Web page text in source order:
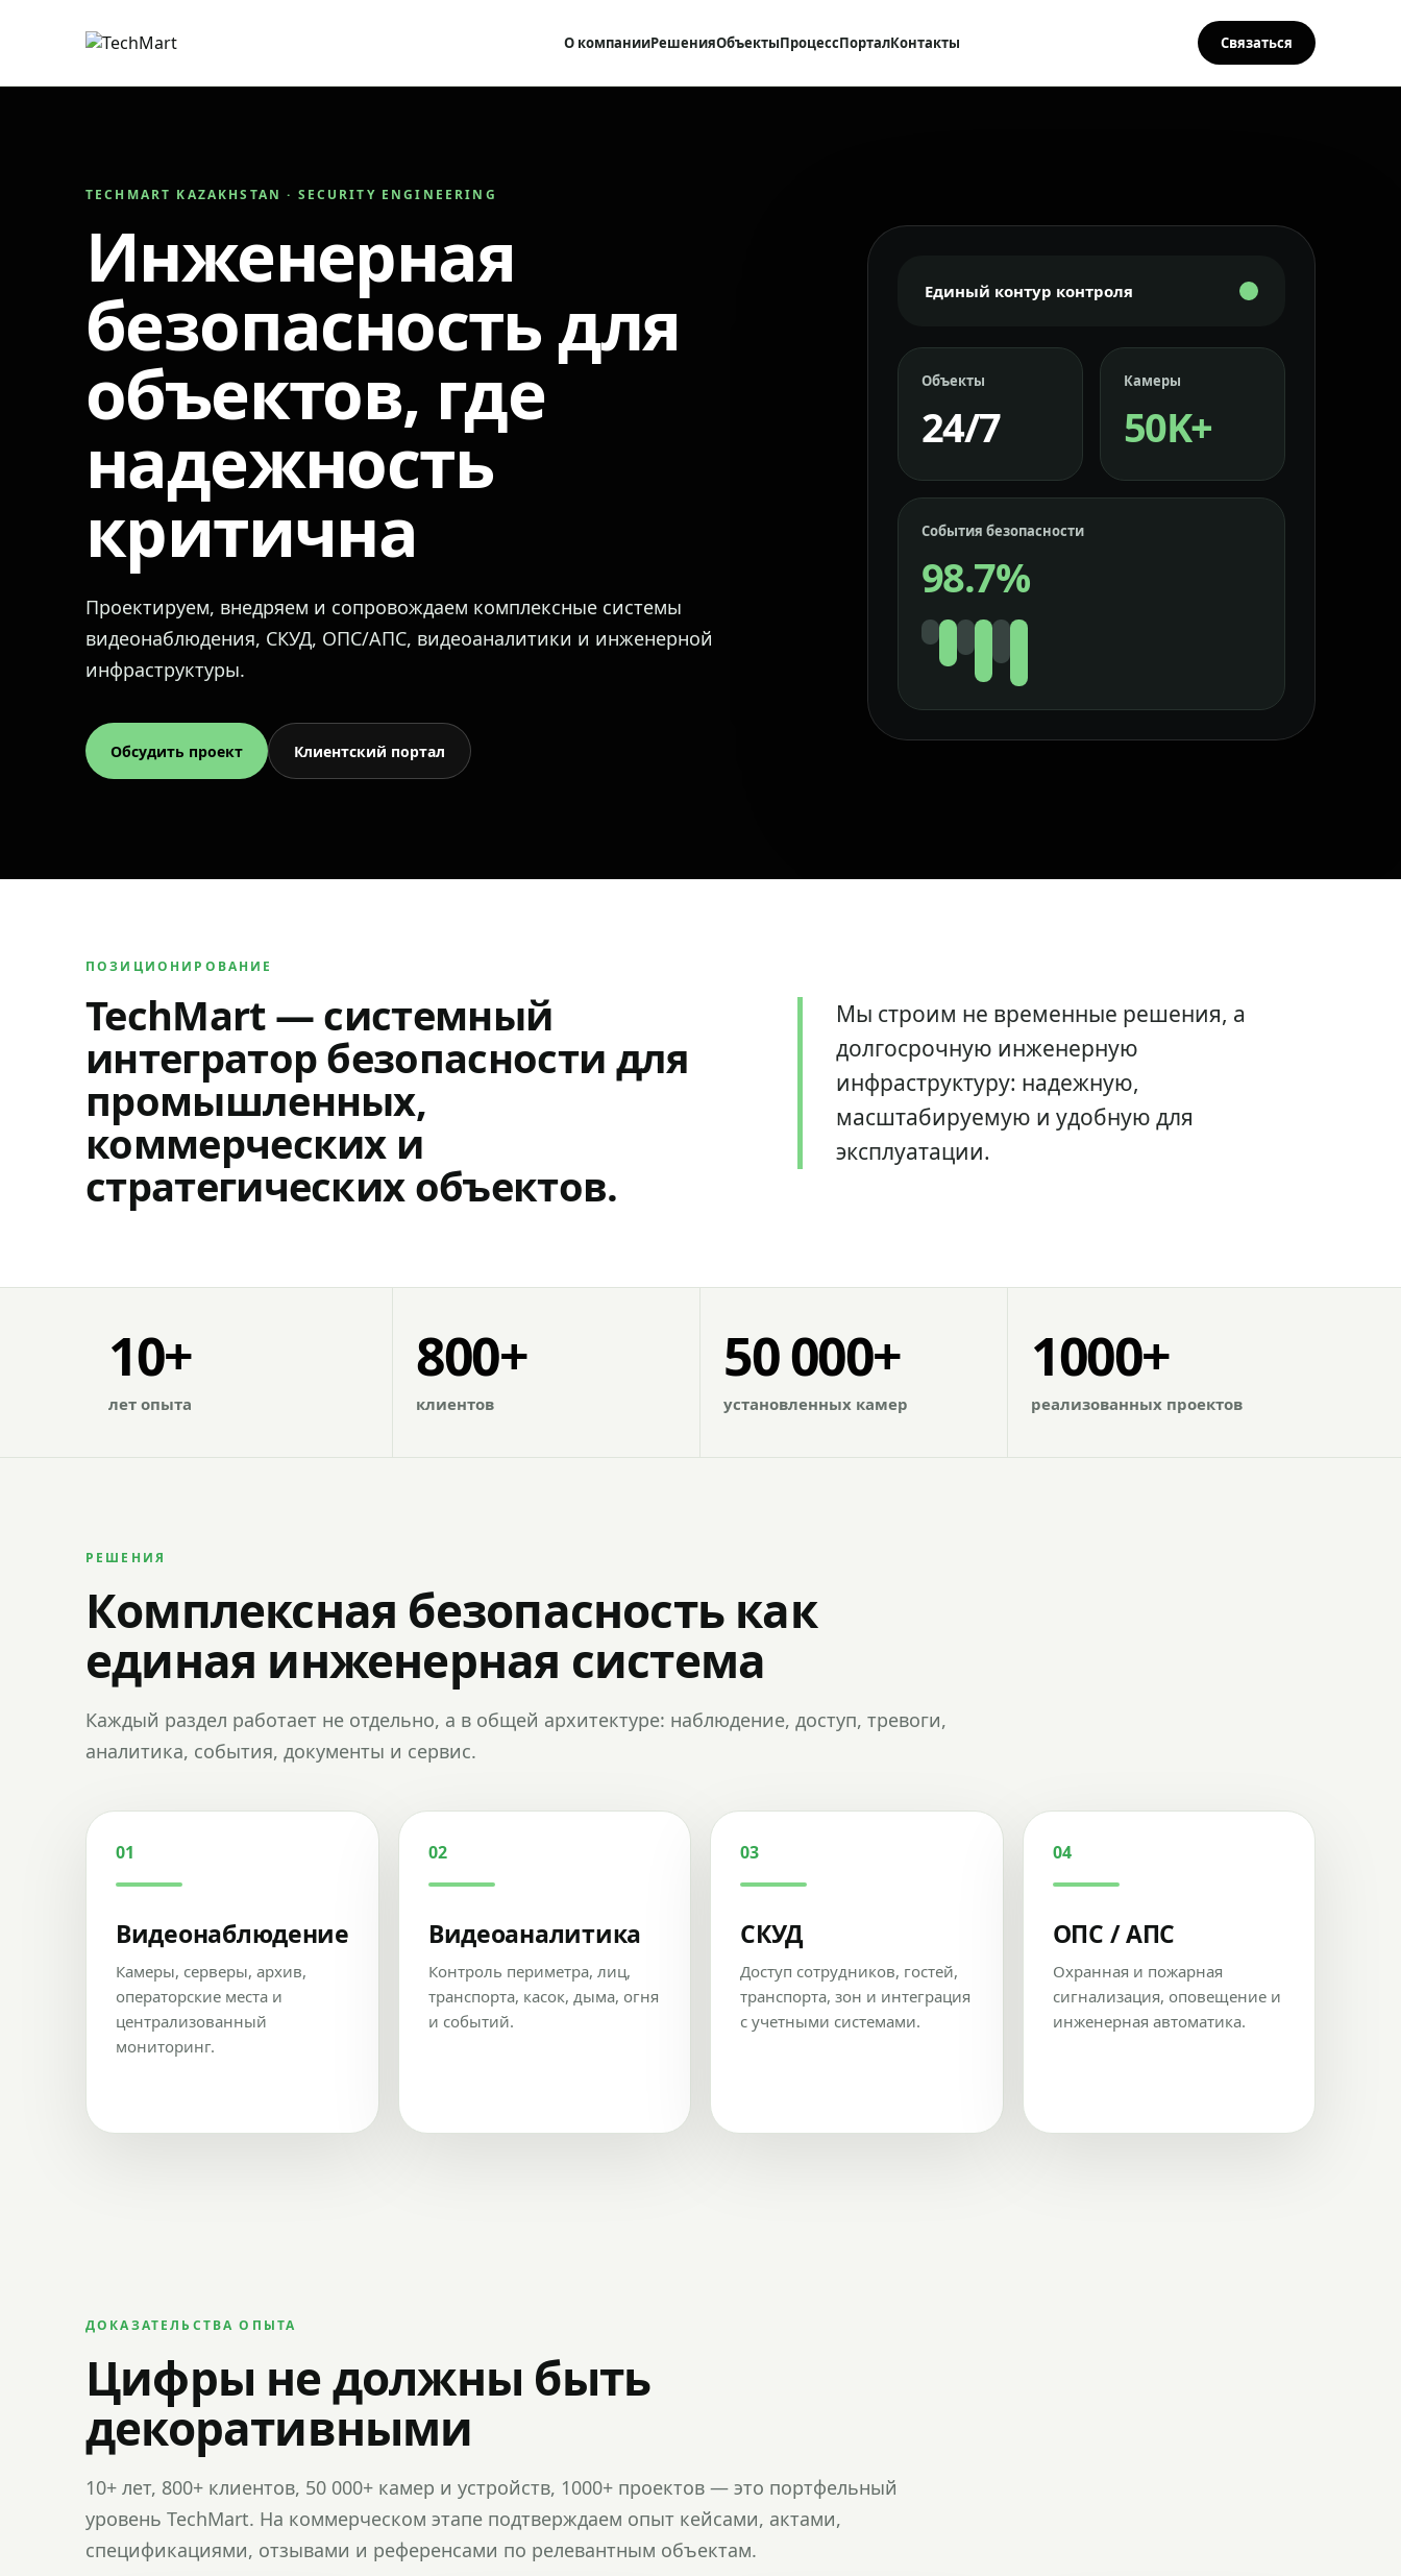
О компанииРешенияОбъектыПроцессПорталКонтакты Связаться
TECHMART KAZAKHSTAN · SECURITY ENGINEERING
Инженерная
безопасность для
объектов, где
надежность
критична
Проектируем, внедряем и сопровождаем комплексные системы
видеонаблюдения, СКУД, ОПС/АПС, видеоаналитики и инженерной
инфраструктуры.
Обсудить проект Клиентский портал
Единый контур контроля
Объекты
24/7
Камеры
50K+
События безопасности
98.7%
ПОЗИЦИОНИРОВАНИЕ
TechMart — системный
интегратор безопасности для
промышленных,
коммерческих и
стратегических объектов.
Мы строим не временные решения, а
долгосрочную инженерную
инфраструктуру: надежную,
масштабируемую и удобную для
эксплуатации.
10+
лет опыта
800+
клиентов
50 000+
установленных камер
1000+
реализованных проектов
РЕШЕНИЯ
Комплексная безопасность как
единая инженерная система
Каждый раздел работает не отдельно, а в общей архитектуре: наблюдение, доступ, тревоги,
аналитика, события, документы и сервис.
01
Видеонаблюдение
Камеры, серверы, архив,
операторские места и
централизованный
мониторинг.
02
Видеоаналитика
Контроль периметра, лиц,
транспорта, касок, дыма, огня
и событий.
03
СКУД
Доступ сотрудников, гостей,
транспорта, зон и интеграция
с учетными системами.
04
ОПС / АПС
Охранная и пожарная
сигнализация, оповещение и
инженерная автоматика.
ДОКАЗАТЕЛЬСТВА ОПЫТА
Цифры не должны быть
декоративными
10+ лет, 800+ клиентов, 50 000+ камер и устройств, 1000+ проектов — это портфельный
уровень TechMart. На коммерческом этапе подтверждаем опыт кейсами, актами,
спецификациями, отзывами и референсами по релевантным объектам.